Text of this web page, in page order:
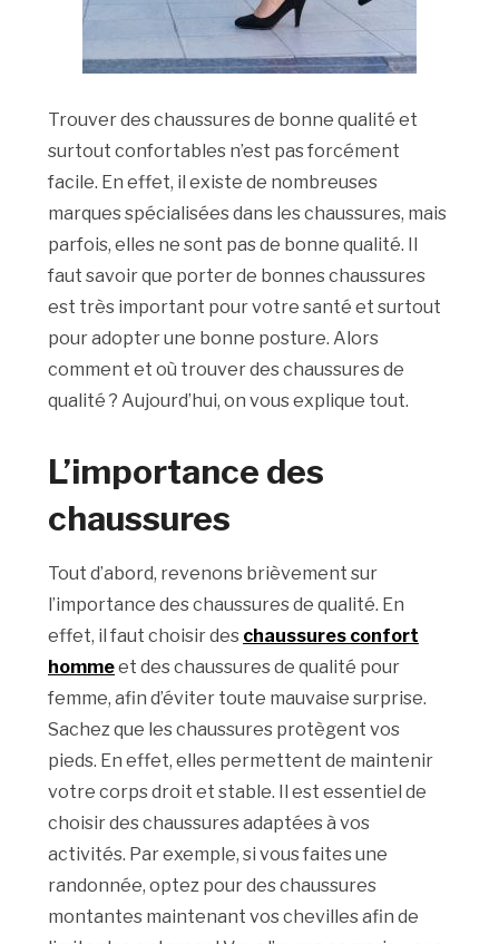
Trouver des chaussures de bonne qualité et
surtout confortables n’est pas forcément
facile. En effet, il existe de nombreuses
marques spécialisées dans les chaussures, mais
parfois, elles ne sont pas de bonne qualité. Il
faut savoir que porter de bonnes chaussures
est très important pour votre santé et surtout
pour adopter une bonne posture. Alors
comment et où trouver des chaussures de
qualité ? Aujourd’hui, on vous explique tout.
L’importance des
chaussures
Tout d’abord, revenons brièvement sur
l’importance des chaussures de qualité. En
effet, il faut choisir des chaussures confort
hommeet des chaussures de qualité pour
femme, afin d’éviter toute mauvaise surprise.
Sachez que les chaussures protègent vos
pieds. En effet, elles permettent de maintenir
votre corps droit et stable. Il est essentiel de
choisir des chaussures adaptées à vos
activités. Par exemple, si vous faites une
randonnée, optez pour des chaussures
montantes maintenant vos chevilles afin de